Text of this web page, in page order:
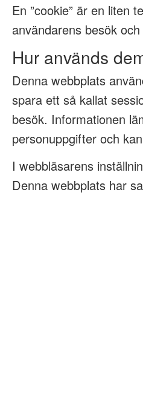
En ”cookie” är en liten
användarens besök
Hur används
Denna webbplats
spara ett så kallat
besök. Informationen
personuppgifter och
I webbläsarens
Denna webbplats har